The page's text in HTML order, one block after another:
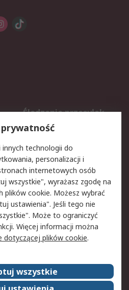
Śledzenie przesyłek
Rejestracja
Polityka dotycząca
plików cookie
Użytkowanie witryny
Warunki Sprzedaży
Kontakt
RS na świecie
technologii do
personalizacji i
internetowych osób
wszystkie", wyrażasz zgodę na
plików cookie. Możesz wybrać
ustawienia". Jeśli tego nie
Może to ograniczyć
Więcej informacji można
dotyczącej plików cookie.
wszystkie